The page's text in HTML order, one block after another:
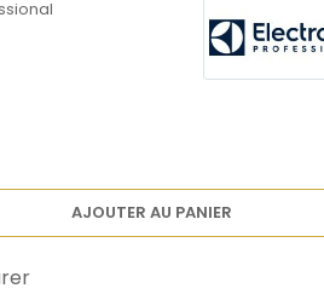
AJOUTER AU PANIER